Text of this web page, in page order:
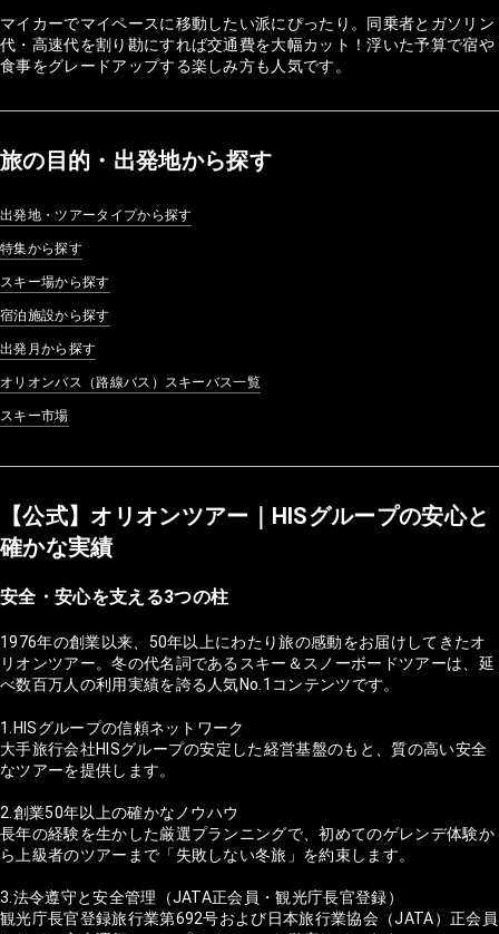
マイカーでマイペースに移動したい派にぴったり。同乗者とガソリン
代・高速代を割り勘にすれば交通費を大幅カット！浮いた予算で宿や
食事をグレードアップする楽しみ方も人気です。
旅の目的・出発地から探す
出発地・ツアータイプから探す
特集から探す
スキー場から探す
宿泊施設から探す
出発月から探す
オリオンバス（路線バス）スキーバス一覧
スキー市場
【公式】オリオンツアー｜HISグループの安心と
確かな実績
安全・安心を支える3つの柱
1976年の創業以来、50年以上にわたり旅の感動をお届けしてきたオ
リオンツアー。冬の代名詞であるスキー＆スノーボードツアーは、延
べ数百万人の利用実績を誇る人気No.1コンテンツです。
1.HISグループの信頼ネットワーク
大手旅行会社HISグループの安定した経営基盤のもと、質の高い安全
なツアーを提供します。
2.創業50年以上の確かなノウハウ
長年の経験を生かした厳選プランニングで、初めてのゲレンデ体験か
ら上級者のツアーまで「失敗しない冬旅」を約束します。
3.法令遵守と安全管理（JATA正会員・観光庁長官登録）
観光庁長官登録旅行業第692号および日本旅行業協会（JATA）正会員